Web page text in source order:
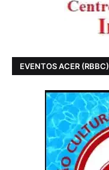
EVENTOS ACER (RBBC)